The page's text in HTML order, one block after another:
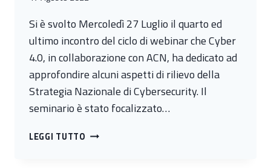
Si è svolto Mercoledì 27 Luglio il quarto ed
ultimo incontro del ciclo di webinar che Cyber
4.0, in collaborazione con ACN, ha dedicato ad
approfondire alcuni aspetti di rilievo della
Strategia Nazionale di Cybersecurity. Il
seminario è stato focalizzato…
LEGGI TUTTO LA